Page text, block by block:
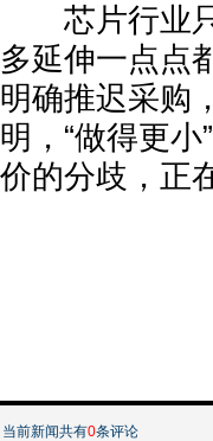
芯片行业只
多延伸一点点
明确推迟采购
明，“做得更
价的分歧，正
当前新闻共有0条评论